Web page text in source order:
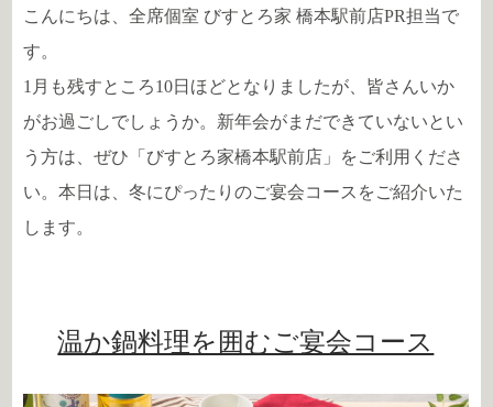
こんにちは、全席個室 びすとろ家 橋本駅前店PR担当で
す。
1月も残すところ10日ほどとなりましたが、皆さんいか
がお過ごしでしょうか。新年会がまだできていないとい
う方は、ぜひ「びすとろ家橋本駅前店」をご利用くださ
い。本日は、冬にぴったりのご宴会コースをご紹介いた
します。
温か鍋料理を囲むご宴会コース